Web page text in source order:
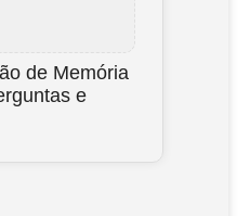
de Memória
e